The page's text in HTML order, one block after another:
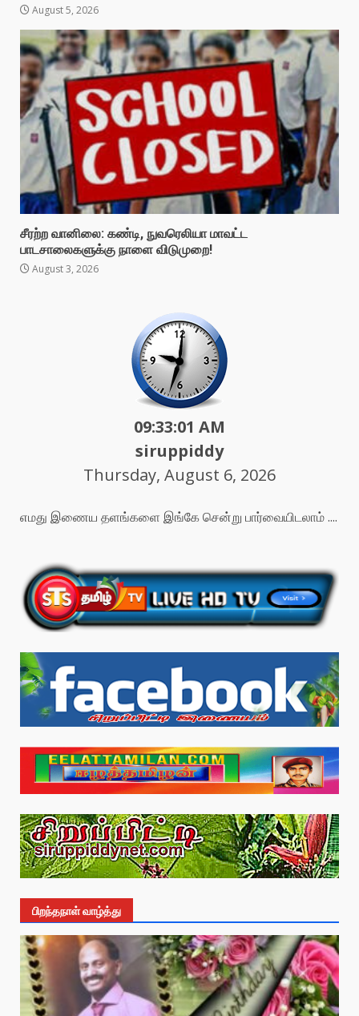
August 5, 2026
சீரற்ற வானிலை: கண்டி, நுவரெலியா மாவட்ட
பாடசாலைகளுக்கு நாளை விடுமுறை!
August 3, 2026
09:33:03 AM
siruppiddy
Thursday, August 6, 2026
எமது இணைய தளங்களை இங்கே சென்று பார்வையிடலாம் ....
பிறந்தநாள் வாழ்த்து